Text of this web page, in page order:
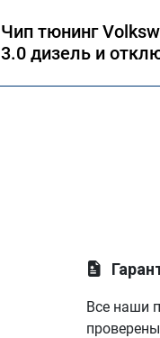
Чип тюнинг
3.0 дизель и
Все наши